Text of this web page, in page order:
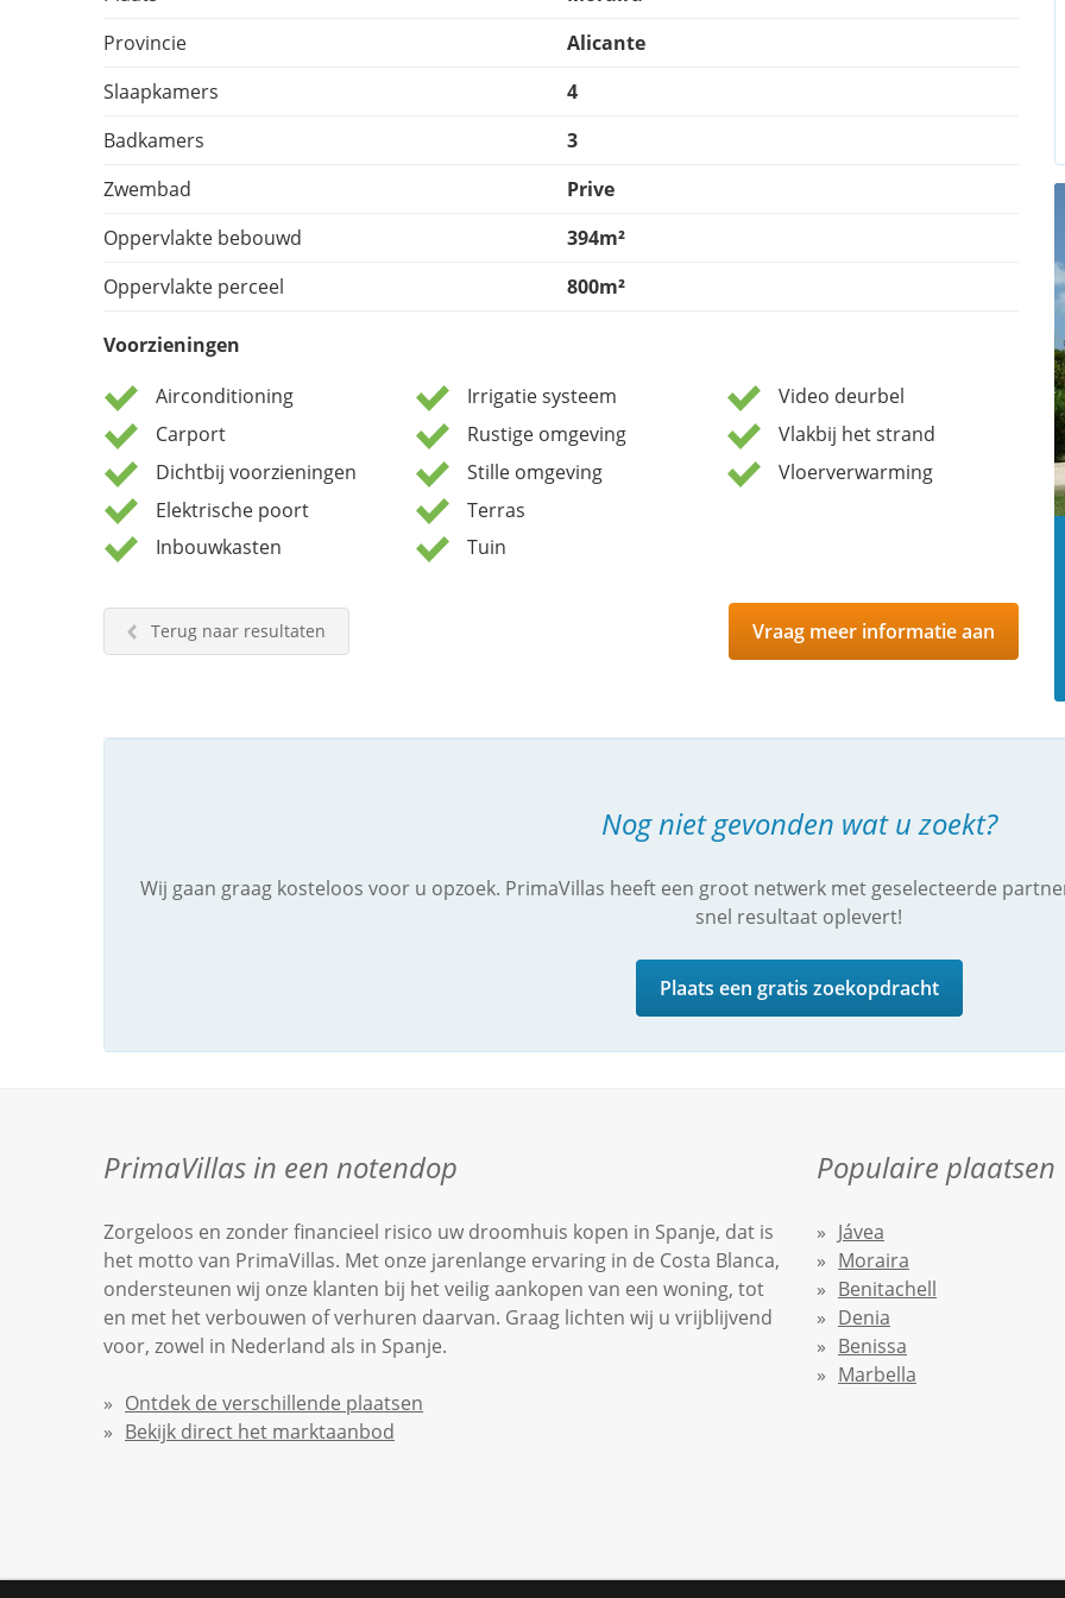
Provincie
Alicante
Slaapkamers
4
Badkamers
3
Zwembad
Prive
Oppervlakte bebouwd
394m²
Oppervlakte perceel
800m²
Voorzieningen
Airconditioning
Carport
Dichtbij voorzieningen
Elektrische poort
Inbouwkasten
Irrigatie systeem
Rustige omgeving
Stille omgeving
Terras
Tuin
Video deurbel
Vlakbij het strand
Vloerverwarming
Terug naar resultaten Vraag meer informatie aan
Nog niet gevonden wat u zoekt?
Wij gaan graag kosteloos voor u opzoek. PrimaVillas heeft een groot netwerk met geselecteerde
snel resultaat oplevert!
Plaats een gratis zoekopdracht
PrimaVillas in een notendop
Zorgeloos en zonder financieel risico uw droomhuis kopen in Spanje, dat is
het motto van PrimaVillas. Met onze jarenlange ervaring in de Costa Blanca,
ondersteunen wij onze klanten bij het veilig aankopen van een woning, tot
en met het verbouwen of verhuren daarvan. Graag lichten wij u vrijblijvend
voor, zowel in Nederland als in Spanje.
Ontdek de verschillende plaatsen
Bekijk direct het marktaanbod
Populaire plaatsen
Jávea
Moraira
Benitachell
Denia
Benissa
Marbella